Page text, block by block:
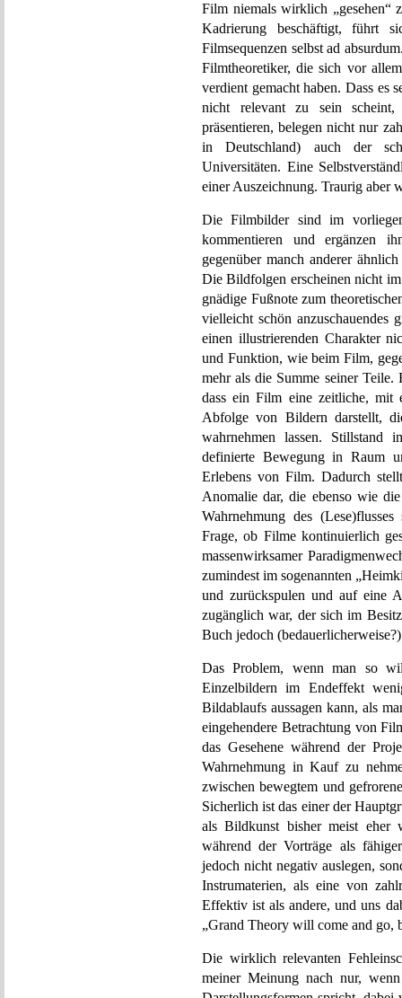
Film niemals wirklich „gesehen“
Kadrierung beschäftigt, führt
Filmsequenzen selbst ad
Filmtheoretiker, die sich vor
verdient gemacht haben. Dass es
nicht relevant zu sein
präsentieren, belegen nicht nur
in Deutschland) auch der
Universitäten. Eine
einer Auszeichnung. Traurig aber
Die Filmbilder sind im
kommentieren und ergänzen
gegenüber manch anderer
Die Bildfolgen erscheinen nicht
gnädige Fußnote zum
vielleicht schön anzuschauendes
einen illustrierenden Charakter
und Funktion, wie beim Film,
mehr als die Summe seiner
dass ein Film eine zeitliche, mit
Abfolge von Bildern darstellt,
wahrnehmen lassen.
definierte Bewegung in Raum
Erlebens von Film. Dadurch
Anomalie dar, die ebenso wie
Wahrnehmung des
Frage, ob Filme kontinuierlich
massenwirksamer
zumindest im sogenannten
und zurückspulen und auf eine
zugänglich war, der sich im
Buch jedoch
Das Problem, wenn man so
Einzelbildern im Endeffekt
Bildablaufs aussagen kann, als
eingehendere Betrachtung von
das Gesehene während der
Wahrnehmung in Kauf zu
zwischen bewegtem und
Sicherlich ist das einer der
als Bildkunst bisher meist eher
während der Vorträge als
jedoch nicht negativ auslegen,
Instrumaterien, als eine von
Effektiv ist als andere, und uns
„Grand Theory will come and go,
Die wirklich relevanten
meiner Meinung nach nur,